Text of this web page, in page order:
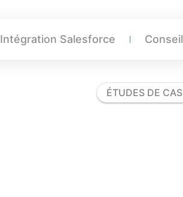
Intégration Salesforce Conseil
ÉTUDES DE CAS